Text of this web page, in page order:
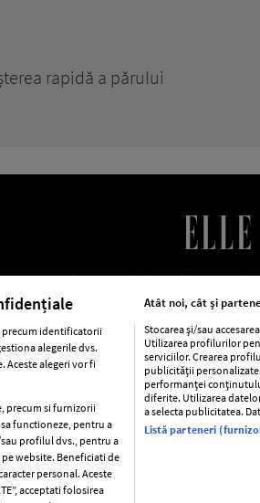
rapidă a părului
Romania Contact Abonamente
cookies
Baby Libertatea
Pariază responsabil! Decizia
Jocurile de noroc sunt
Copyright © 2026 Ringier
precum identificatorii
alegerile dvs.
Aceste alegeri vor fi
precum si furnizorii
functioneze, pentru a
profilul dvs., pentru a
website. Beneficiati de
personal. Aceste
acceptati folosirea
Atât noi, cât și
Stocarea și/sau
Utilizarea profilurilor
serviciilor. Crearea
publicității
performanței
diferite. Utilizarea
a selecta publicitatea.
Listă parteneri